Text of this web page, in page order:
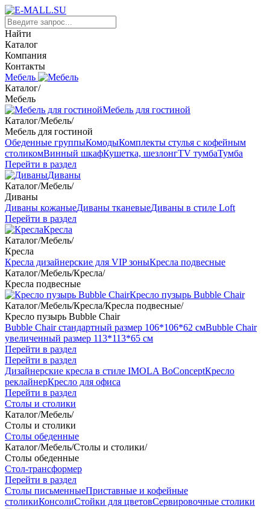
Найти
Каталог
Компания
Контакты
Мебель
Каталог/
Мебель
Мебель для гостиной
Каталог/Мебель/
Мебель для гостиной
Обеденные группыКомодыКомплекты стулья с кофейным
столикомВинный шкафКушетка, шезлонгTV тумбаТумба
Перейти в раздел
Диваны
Каталог/Мебель/
Диваны
Диваны кожаныеДиваны тканевыеДиваны в стиле Loft
Перейти в раздел
Кресла
Каталог/Мебель/
Кресла
Кресла дизайнерские для VIP зоныКресла подвесные
Каталог/Мебель/Кресла/
Кресла подвесные
Кресло пузырь Bubble Chair
Каталог/Мебель/Кресла/Кресла подвесные/
Кресло пузырь Bubble Chair
Bubble Chair стандартный размер 106*106*62 смBubble Chair
увеличенный размер 113*113*65 см
Перейти в раздел
Перейти в раздел
Дизайнерские кресла в стиле IMOLA BoConceptКресло
реклайнерКресло для офиса
Перейти в раздел
Столы и столики
Каталог/Мебель/
Столы и столики
Столы обеденные
Каталог/Мебель/Столы и столики/
Столы обеденные
Стол-трансформер
Перейти в раздел
Столы письменныеПриставные и кофейные
столикиКонсолиСтойки для цветовСервировочные столики